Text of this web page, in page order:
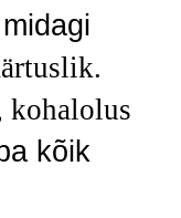
kohalolus
kõik